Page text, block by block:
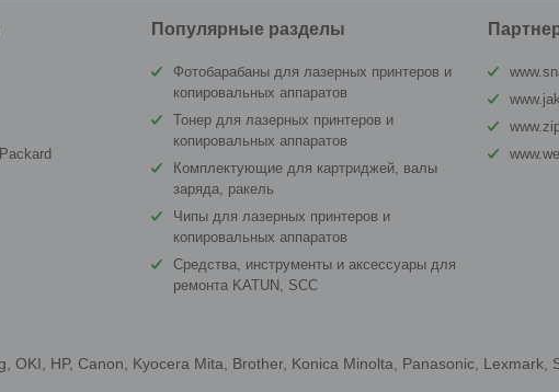
Популярные разделы
Фотобарабаны для лазерных принтеров и
копировальных аппаратов
Тонер для лазерных принтеров и
копировальных аппаратов
Комплектующие для картриджей, валы
заряда, ракель
Чипы для лазерных принтеров и
копировальных аппаратов
Средства, инструменты и аксессуары для
ремонта KATUN, SCC
HP, Canon, Kyocera Mita, Brother, Konica Minolta, Panasonic, Lexmark,